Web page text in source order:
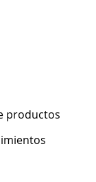
productos